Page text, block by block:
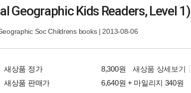
Geographic Kids Readers, Level 1)
Soc Childrens books| 2013-08-06
새상품 정가 8,300원
새상품 상세보기
새상품 판매가
6,640원 + 마일리지 340원